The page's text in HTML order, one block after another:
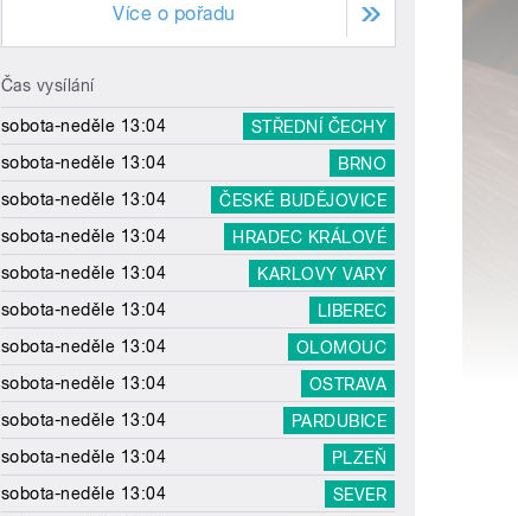
Více o pořadu
Čas vysílání
sobota-neděle 13:04
STŘEDNÍ ČECHY
sobota-neděle 13:04
BRNO
sobota-neděle 13:04
ČESKÉ BUDĚJOVICE
sobota-neděle 13:04
HRADEC KRÁLOVÉ
sobota-neděle 13:04
KARLOVY VARY
sobota-neděle 13:04
LIBEREC
sobota-neděle 13:04
OLOMOUC
sobota-neděle 13:04
OSTRAVA
sobota-neděle 13:04
PARDUBICE
sobota-neděle 13:04
PLZEŇ
sobota-neděle 13:04
SEVER